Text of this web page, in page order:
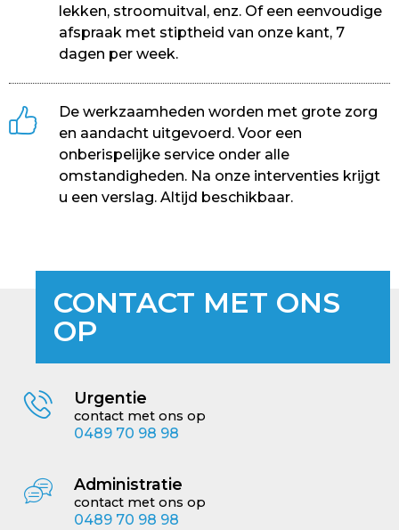
lekken, stroomuitval, enz. Of een eenvoudige
afspraak met stiptheid van onze kant, 7
dagen per week.
De werkzaamheden worden met grote zorg
en aandacht uitgevoerd. Voor een
onberispelijke service onder alle
omstandigheden. Na onze interventies krijgt
u een verslag. Altijd beschikbaar.
CONTACT MET ONS
OP
Urgentie
contact met ons op
0489 70 98 98
Administratie
contact met ons op
0489 70 98 98